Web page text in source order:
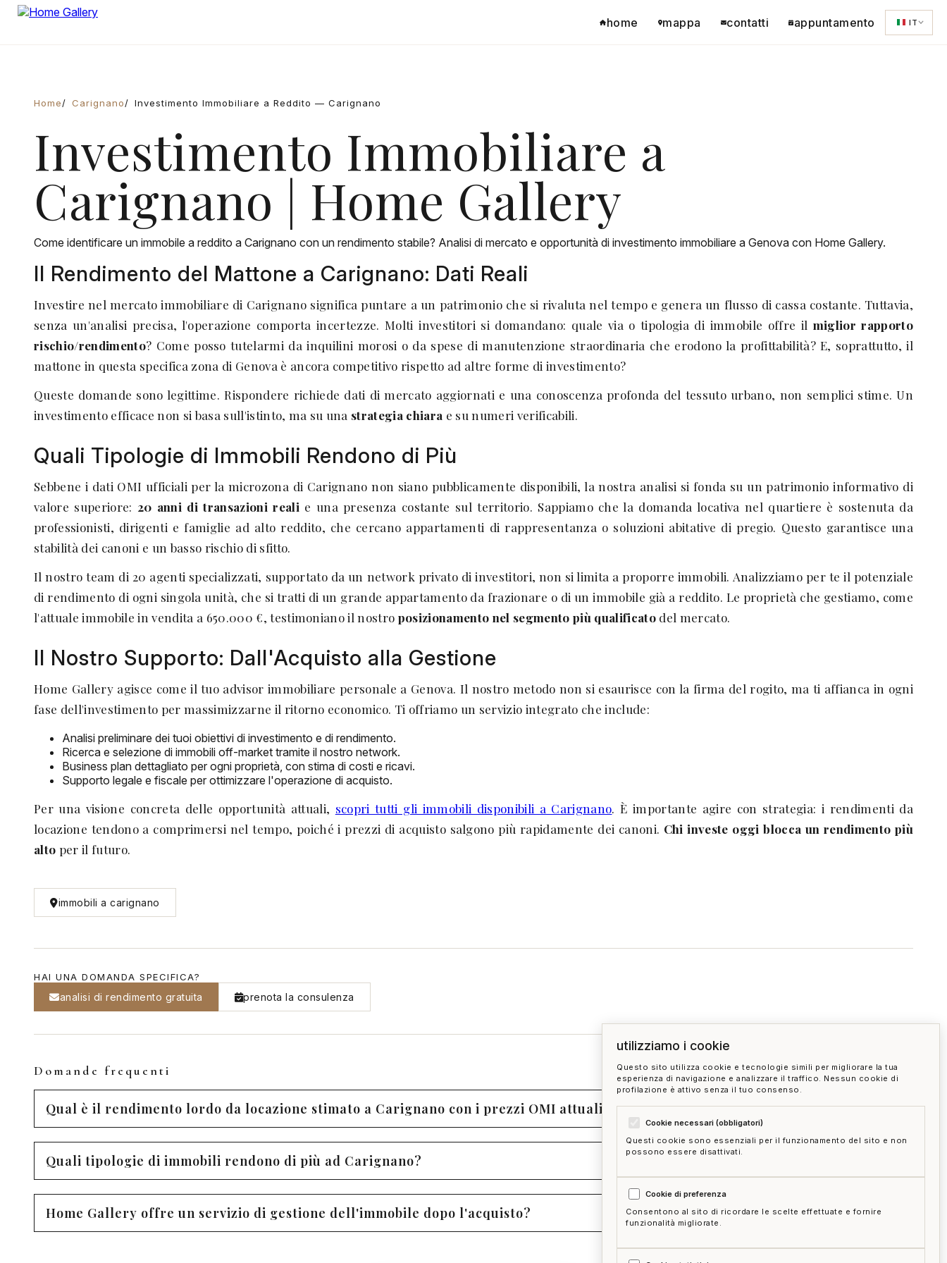
home mappa contatti appuntamento IT
Home Carignano Investimento Immobiliare a Reddito — Carignano
Investimento Immobiliare a
Carignano | Home Gallery
Come identificare un immobile a reddito a Carignano con un rendimento stabile? Analisi di mercato e opportunità di investimento immobiliare a Genova con Home Gallery.
Il Rendimento del Mattone a Carignano: Dati Reali
Investire nel mercato immobiliare di Carignano significa puntare a un patrimonio che si rivaluta nel tempo e genera un flusso di cassa costante. Tuttavia,
senza un'analisi precisa, l'operazione comporta incertezze. Molti investitori si domandano: quale via o tipologia di immobile offre il miglior rapporto
rischio/rendimento? Come posso tutelarmi da inquilini morosi o da spese di manutenzione straordinaria che erodono la profittabilità? E, soprattutto, il
mattone in questa specifica zona di Genova è ancora competitivo rispetto ad altre forme di investimento?
Queste domande sono legittime. Rispondere richiede dati di mercato aggiornati e una conoscenza profonda del tessuto urbano, non semplici stime. Un
investimento efficace non si basa sull'istinto, ma su una strategia chiara e su numeri verificabili.
Quali Tipologie di Immobili Rendono di Più
Sebbene i dati OMI ufficiali per la microzona di Carignano non siano pubblicamente disponibili, la nostra analisi si fonda su un patrimonio informativo di
valore superiore: 20 anni di transazioni reali e una presenza costante sul territorio. Sappiamo che la domanda locativa nel quartiere è sostenuta da
professionisti, dirigenti e famiglie ad alto reddito, che cercano appartamenti di rappresentanza o soluzioni abitative di pregio. Questo garantisce una
stabilità dei canoni e un basso rischio di sfitto.
Il nostro team di 20 agenti specializzati, supportato da un network privato di investitori, non si limita a proporre immobili. Analizziamo per te il potenziale
di rendimento di ogni singola unità, che si tratti di un grande appartamento da frazionare o di un immobile già a reddito. Le proprietà che gestiamo, come
l'attuale immobile in vendita a 650.000 €, testimoniano il nostro posizionamento nel segmento più qualificatodel mercato.
Il Nostro Supporto: Dall'Acquisto alla Gestione
Home Gallery agisce come il tuo advisor immobiliare personale a Genova. Il nostro metodo non si esaurisce con la firma del rogito, ma ti affianca in ogni
fase dell'investimento per massimizzarne il ritorno economico. Ti offriamo un servizio integrato che include:
Analisi preliminare dei tuoi obiettivi di investimento e di rendimento.
Ricerca e selezione di immobili off-market tramite il nostro network.
Business plan dettagliato per ogni proprietà, con stima di costi e ricavi.
Supporto legale e fiscale per ottimizzare l'operazione di acquisto.
Per una visione concreta delle opportunità attuali, scopri tutti gli immobili disponibili a Carignano. È importante agire con strategia: i rendimenti da
locazione tendono a comprimersi nel tempo, poiché i prezzi di acquisto salgono più rapidamente dei canoni. Chi investe oggi blocca un rendimento più
alto per il futuro.
immobili a carignano
HAI UNA DOMANDA SPECIFICA?
analisi di rendimento gratuita prenota la consulenza
Domande frequenti
Qual è il rendimento lordo da locazione stimato a Carignano con i prezzi OMI attuali?
Quali tipologie di immobili rendono di più ad Carignano?
Home Gallery offre un servizio di gestione dell'immobile dopo l'acquisto?
utilizziamo i cookie
Questo sito utilizza cookie e tecnologie simili per migliorare la tua
esperienza di navigazione e analizzare il traffico. Nessun cookie di
profilazione è attivo senza il tuo consenso.
Cookie necessari (obbligatori)
Questi cookie sono essenziali per il funzionamento del sito e non
possono essere disattivati.
Cookie di preferenza
Consentono al sito di ricordare le scelte effettuate e fornire
funzionalità migliorate.